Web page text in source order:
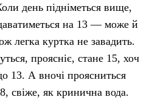
день підніметься вище,
на 13 — може й
легка куртка не завадить.
проясніє, стане 15, хоч
13. А вночі проясниться
свіже, як кринична вода.